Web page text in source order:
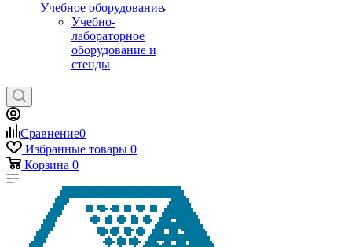
Учебное оборудование
Учебно-
лабораторное
оборудование и
стенды
Сравнение0
Избранные товары 0
Корзина 0